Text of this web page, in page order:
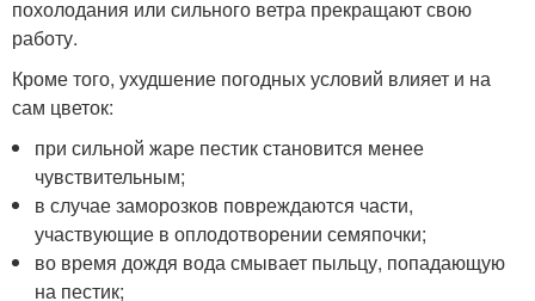
похолодания или сильного ветра прекращают свою
работу.
Кроме того, ухудшение погодных условий влияет и на
сам цветок:
при сильной жаре пестик становится менее
чувствительным;
в случае заморозков повреждаются части,
участвующие в оплодотворении семяпочки;
во время дождя вода смывает пыльцу, попадающую
на пестик;